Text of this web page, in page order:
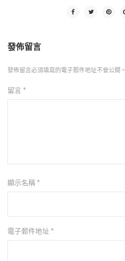
發佈留言
發佈留言必須填寫的電子郵件地址不會公開。
留言 *
顯示名稱 *
電子郵件地址 *